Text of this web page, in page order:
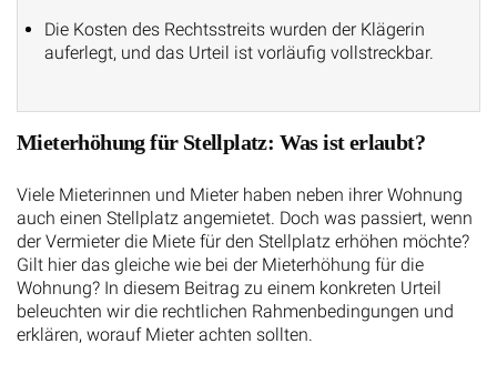
Die Kosten des Rechtsstreits wurden der Klägerin
auferlegt, und das Urteil ist vorläufig vollstreckbar.
Mieterhöhung für Stellplatz: Was ist erlaubt?
Viele Mieterinnen und Mieter haben neben ihrer Wohnung
auch einen Stellplatz angemietet. Doch was passiert, wenn
der Vermieter die Miete für den Stellplatz erhöhen möchte?
Gilt hier das gleiche wie bei der Mieterhöhung für die
Wohnung? In diesem Beitrag zu einem konkreten Urteil
beleuchten wir die rechtlichen Rahmenbedingungen und
erklären, worauf Mieter achten sollten.